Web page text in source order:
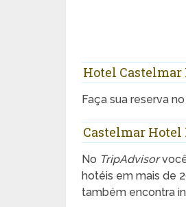
Hotel
Faça sua reserva
Castelmar
No TripAdvisor
hotéis em mais de
também encontra